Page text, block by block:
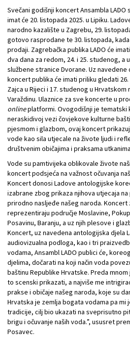
Svečani godišnji koncert Ansambla
imat će 20. listopada 2025. u Lipiku.
narodno kazalište u Zagrebu, 29.
gotovo rasprodane te 30. listopada,
prodaji. Zagrebačka publika LADO će
dva dana za redom, 24. i 25. studenog, a
službene stranice Dvorane. Uz
koncert publika će imati priliku gledati 26.
Zajca u Rijeci i 17. studenog u Hrvatskom
Varaždinu. Ulaznice za sve koncerte u
onlineplatformi. Ovogodišnji je tematski
neraskidivoj vezi čovjekove kulturne
pjesmom i glazbom, ovaj koncert
vode kao sila utjecale na živote ljudi i
društvenim običajima i praksama
Vode su pamtivijeka oblikovale živote
koncert podsjeća na važnost očuvanja
Koncert donosi Ladove antologijske
izabrane zbog prikaza njihova utjecaja
prirodno nasljeđe našeg naroda.
reprezentiraju područje Moslavine,
Posavinu, Baranju, a uz njih plesove i
Koncert, uz navedena antologijska djela
audiovizualna podloga, kao i tri
vodama, Ansambl LADO publici će,
djelima, dočarati na koji način voda
baštinu Republike Hrvatske. Preda
to scenski prikazati, a najviše me
prakse i običaje našeg naroda, koje su
Hrvatska je zemlja bogata vodama pa mi
tradicije, cilj bio ukazati na sveprisutno
brigu i očuvanje naših voda.”, ususret
Posavec.